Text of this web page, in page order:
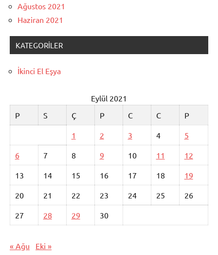
Ağustos 2021
Haziran 2021
KATEGORILER
İkinci El Eşya
Eylül 2021
P
S Ç P C C P
1 2 3 4 5
6 7 8 9 10 11 12
13 14 15 16 17 18 19
20 21 22 23 24 25 26
27 28 29 30
« Ağu Eki »